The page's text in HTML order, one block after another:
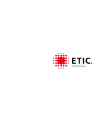
特定非営利活動法
人エティック